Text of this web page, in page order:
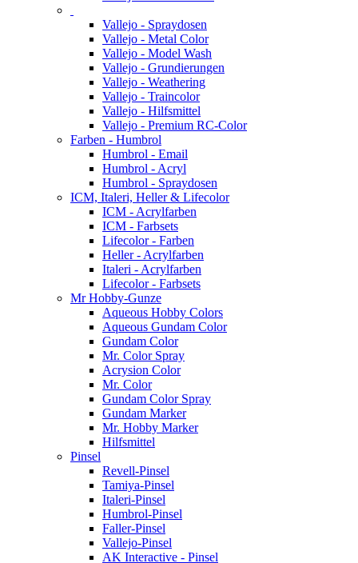
Vallejo - Spraydosen
Vallejo - Metal Color
Vallejo - Model Wash
Vallejo - Grundierungen
Vallejo - Weathering
Vallejo - Traincolor
Vallejo - Hilfsmittel
Vallejo - Premium RC-Color
Farben - Humbrol
Humbrol - Email
Humbrol - Acryl
Humbrol - Spraydosen
ICM, Italeri, Heller & Lifecolor
ICM - Acrylfarben
ICM - Farbsets
Lifecolor - Farben
Heller - Acrylfarben
Italeri - Acrylfarben
Lifecolor - Farbsets
Mr Hobby-Gunze
Aqueous Hobby Colors
Aqueous Gundam Color
Gundam Color
Mr. Color Spray
Acrysion Color
Mr. Color
Gundam Color Spray
Gundam Marker
Mr. Hobby Marker
Hilfsmittel
Pinsel
Revell-Pinsel
Tamiya-Pinsel
Italeri-Pinsel
Humbrol-Pinsel
Faller-Pinsel
Vallejo-Pinsel
AK Interactive - Pinsel